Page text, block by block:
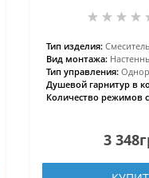
Тип изделия: Смеситель
Вид монтажа:
Тип управления:
Душевой гарнитур в
Количество режимов
3